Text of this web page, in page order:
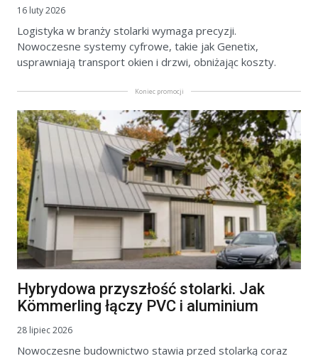
16 luty 2026
Logistyka w branży stolarki wymaga precyzji.
Nowoczesne systemy cyfrowe, takie jak Genetix,
usprawniają transport okien i drzwi, obniżając koszty.
Koniec promocji
Hybrydowa przyszłość stolarki. Jak
Kömmerling łączy PVC i aluminium
28 lipiec 2026
Nowoczesne budownictwo stawia przed stolarką coraz